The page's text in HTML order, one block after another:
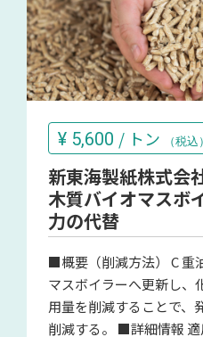
¥ 5,600 / トン （税込）
新東海製紙株式会
木質バイオマスボ
力の代替
■概要（削減方法） C 重
マスボイラーへ更新し、
用量を削減することで、
削減する。 ■詳細情報